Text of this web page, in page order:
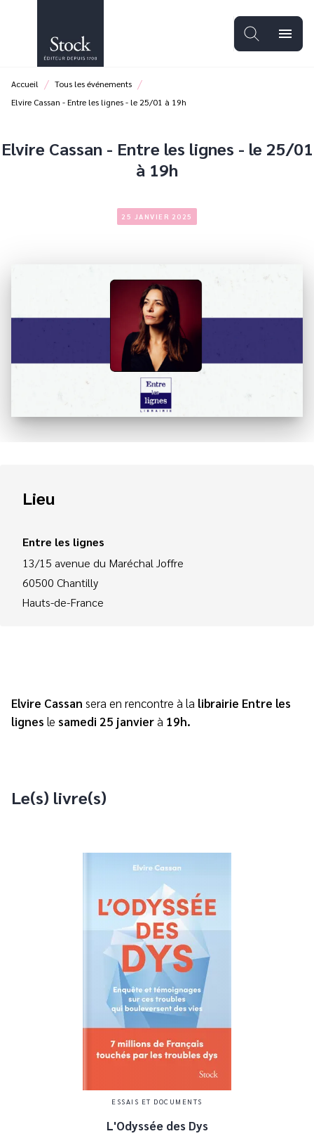
PIED DE PAGE
menu
Accueil / Tous les événements /
Elvire Cassan - Entre les lignes - le 25/01 à 19h
Elvire Cassan - Entre les lignes - le 25/01
à 19h
25 JANVIER 2025
Lieu
Entre les lignes
13/15 avenue du Maréchal Joffre
60500 Chantilly
Hauts-de-France
Elvire Cassan sera en rencontre à la librairie Entre les
lignes le samedi 25 janvierà 19h.
Le(s) livre(s)
ESSAIS ET DOCUMENTS
L'Odyssée des Dys